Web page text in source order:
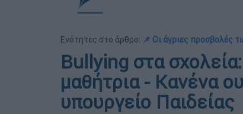
Ενότητες στο άρθρο: 📌 Οι άγριες προσβολές
Βullying στα
μαθήτρια - Κανένα
υπουργείο Παιδείας